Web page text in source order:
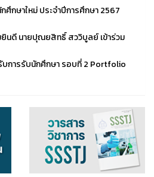
ศึกษาใหม่ ประจำปีการศึกษา 2567
นดี นายปุณยสิทธิ์ สววิบูลย์ เข้าร่วม
การรับนักศึกษา รอบที่ 2 Portfolio